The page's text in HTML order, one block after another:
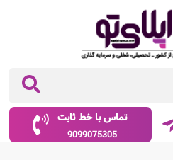
تماس با خط ثابت
9099075305